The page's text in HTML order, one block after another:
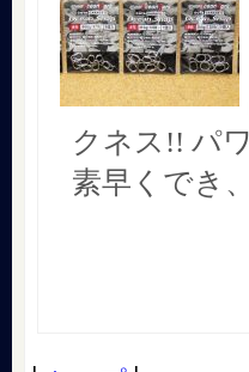
クネス!! パ
素早くでき